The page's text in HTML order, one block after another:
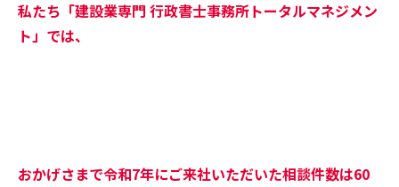
私たち「建設業専門 行政書士事務所トータルマネジメン
ト」では、
おかげさまで令和7年にご来社いただいた相談件数は60